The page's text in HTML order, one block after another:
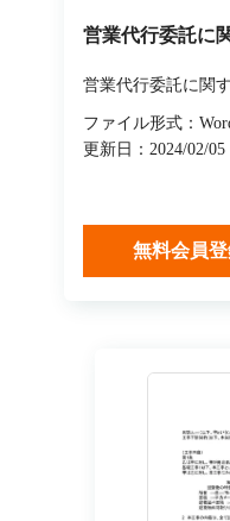
営業代行委託に
営業代行委託に関
ファイル形式：
更新日：2024/02/05
無料会員